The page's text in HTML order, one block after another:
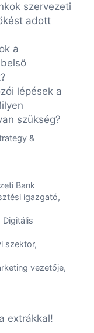
szervezeti
adott
a
lépések a
szükség?
&
Bank
igazgató,
szektor,
vezetője,
extrákkal!